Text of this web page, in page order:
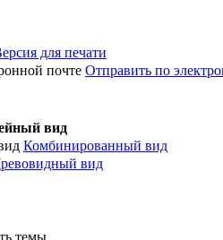
для печати
Отправить по
вид
Комбинированный вид
вид
темы